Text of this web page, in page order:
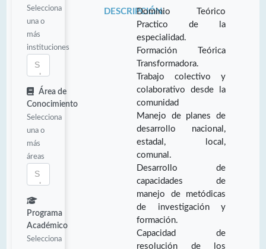
Selecciona
una o
más
instituciones
Área de
Conocimiento
Selecciona
una o
más
áreas
Programa
Académico
Selecciona
DESCRIPCIÓN:Dominio Teórico
Practico de la
especialidad.
Formación Teórica
Transformadora.
Trabajo colectivo y
colaborativo desde la
comunidad
Manejo de planes de
desarrollo nacional,
estadal, local,
comunal.
Desarrollo de
capacidades de
manejo de metódicas
de investigación y
formación.
Capacidad de
resolución de los